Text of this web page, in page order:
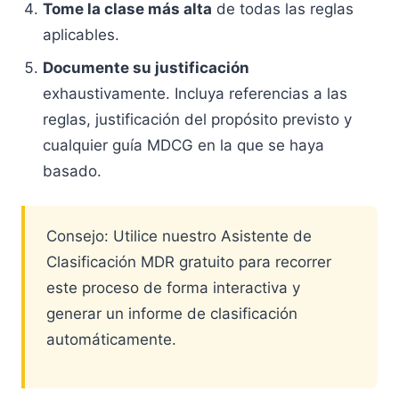
Tome la clase más alta de todas las reglas
aplicables.
Documente su justificación
exhaustivamente. Incluya referencias a las
reglas, justificación del propósito previsto y
cualquier guía MDCG en la que se haya
basado.
Consejo: Utilice nuestro Asistente de
Clasificación MDR gratuito para recorrer
este proceso de forma interactiva y
generar un informe de clasificación
automáticamente.